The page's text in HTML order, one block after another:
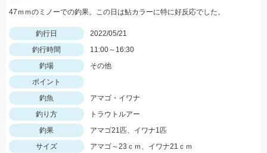
47ｍｍのミノーでの釣果。この日は鮎カラーに特に好反応でした。
釣行日
2022/05/21
釣行時間
11:00～16:30
釣場
その他
ポイント
釣魚
アマゴ・イワナ
釣り方
トラウトルアー
釣果
アマゴ21匹、イワナ1匹
サイズ
アマゴ～23ｃｍ、イワナ21ｃｍ